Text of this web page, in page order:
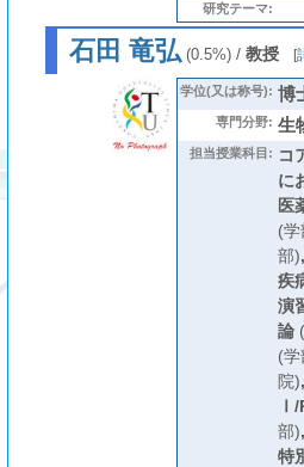
研究テーマ:
石田 竜弘(0.5%)/ 教授 [
学位(又は称号): 博
専門分野: 生
担当授業科目: コ
に
医
(学
部),
疾
演
論(
(学
院),
Ⅰ/
部),
特